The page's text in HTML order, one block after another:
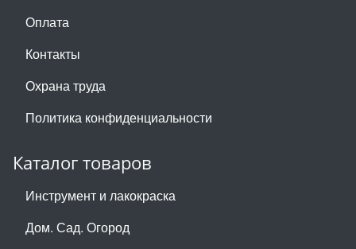
Оплата
Контакты
Охрана труда
Политика конфиденциальности
Каталог товаров
Инструмент и лакокраска
Дом. Сад. Огород